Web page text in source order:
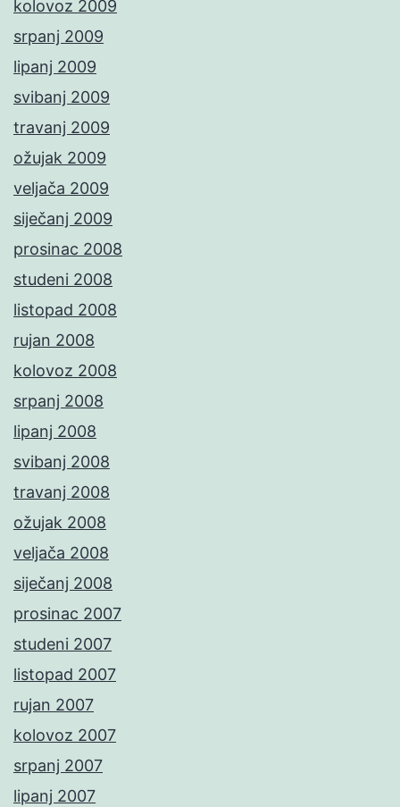
kolovoz 2009
srpanj 2009
lipanj 2009
svibanj 2009
travanj 2009
ožujak 2009
veljača 2009
siječanj 2009
prosinac 2008
studeni 2008
listopad 2008
rujan 2008
kolovoz 2008
srpanj 2008
lipanj 2008
svibanj 2008
travanj 2008
ožujak 2008
veljača 2008
siječanj 2008
prosinac 2007
studeni 2007
listopad 2007
rujan 2007
kolovoz 2007
srpanj 2007
lipanj 2007